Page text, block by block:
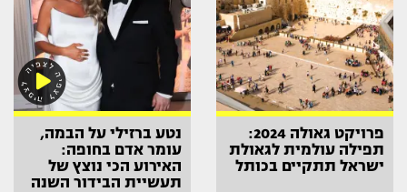
פרויקט גאולה 2024:
תפילה עולמית לגאולת
ישראל תתקיים בכותל
נטע ברזילי על הבמה,
עומר אדם בחופה:
האירוע הכי נוצץ של
תעשיית הבידור השנה